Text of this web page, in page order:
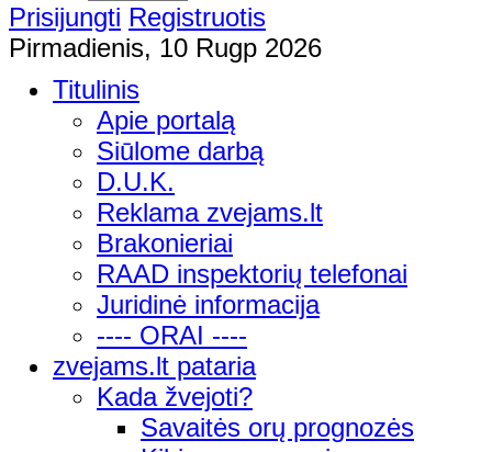
Prisijungti Registruotis
Pirmadienis, 10 Rugp 2026
Titulinis
Apie portalą
Siūlome darbą
D.U.K.
Reklama zvejams.lt
Brakonieriai
RAAD inspektorių telefonai
Juridinė informacija
---- ORAI ----
zvejams.lt pataria
Kada žvejoti?
Savaitės orų prognozės